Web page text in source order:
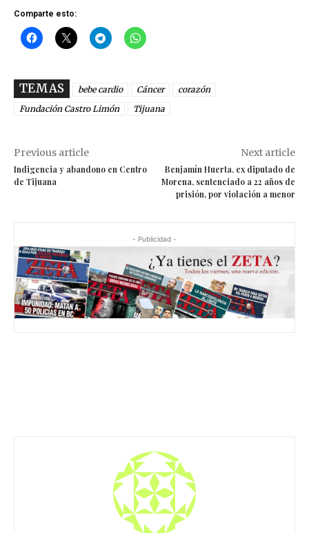
Comparte esto:
TEMAS bebe cardio Cáncer
corazón
Fundación Castro Limón
Tijuana
Previous article
Indigencia y abandono en Centro
de Tijuana
Next article
Benjamín Huerta, ex diputado de
Morena, sentenciado a 22 años de
prisión, por violación a menor
- Publicidad -